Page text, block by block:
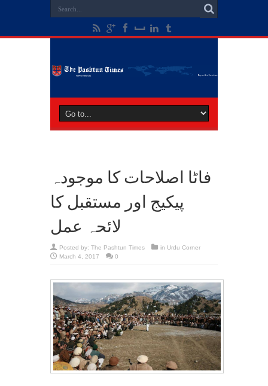
فاٹا اصلاحات کا موجودہ
پیکیج اور مستقبل کا
لائحہ عمل
Posted by: The Pashtun Times in Urdu Corner
March 4, 2017
0